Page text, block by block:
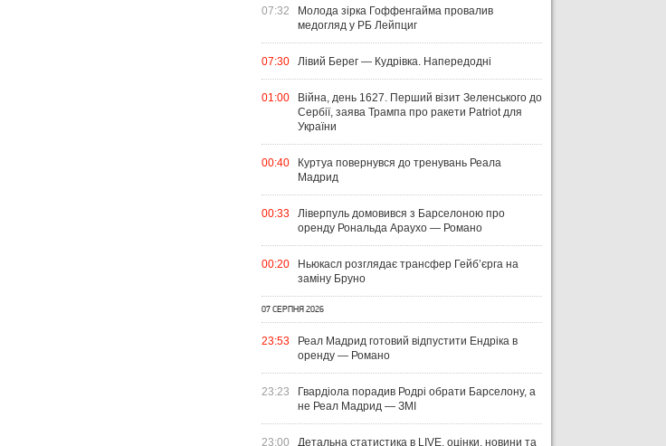
07:32
Молода зірка Гоффенгайма провалив
медогляд у РБ Лейпциг
07:30 Лівий Берег — Кудрівка. Напередодні
01:00
Війна, день 1627. Перший візит Зеленського до
Сербії, заява Трампа про ракети Patriot для
України
00:40
Куртуа повернувся до тренувань Реала
Мадрид
00:33
Ліверпуль домовився з Барселоною про
оренду Рональда Араухо — Романо
00:20
Ньюкасл розглядає трансфер Гейб’єрга на
заміну Бруно
07 СЕРПНЯ 2026
23:53
Реал Мадрид готовий відпустити Ендріка в
оренду — Романо
23:23
Гвардіола порадив Родрі обрати Барселону, а
не Реал Мадрид — ЗМІ
23:00
Детальна статистика в LIVE, оцінки, новини та